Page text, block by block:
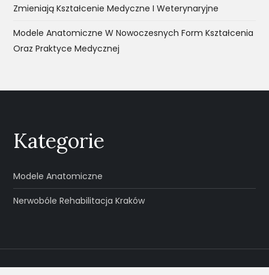
Zmieniają Kształcenie Medyczne I Weterynaryjne
Modele Anatomiczne W Nowoczesnych Form Kształcenia
Oraz Praktyce Medycznej
Kategorie
Modele Anatomiczne
Nerwobóle Rehabilitacja Kraków